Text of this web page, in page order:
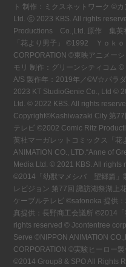
ト 制作：ミクスネットワーク ©
Ltd. ⓒ 2023 KBS. All rights
Productions Co.,Ltd. 原作 集英
「花より男子」 ©1992 Ｙｏｋ
CORPORATION ©東映アニメー
モリ 制作：グリーンシティコム
A/S 製作年：2019年／©V☆パラ
2023 KT StudioGenie Co., Ltd ©
Ltd. © 2022 KBS. All rights
Copyright©Kashiwazaki City 第
テレビ ©2002 Comic Ritz
英社マーガレットコミックス「
ANIMATION CO., LTD.“Anne of
Media Ltd. © 2021 KBS. All rights
©2014「幼獣マメシバ 望郷篇」
レビジョン 第77回 諏訪湖祭湖上
ケーブルテレビ ©satonoka 提供
真提供：長野商工会議所 ©2014
rights reserved © Jcontentree
Serve ©NIPPON ANIMATION
CORPORATION ©実験ヒーロー
©2014 Group8 & SPO All Rights